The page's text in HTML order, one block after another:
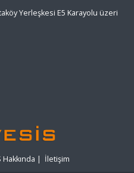
Yerleşkesi E5 Karayolu üzeri
Hakkında | İletişim